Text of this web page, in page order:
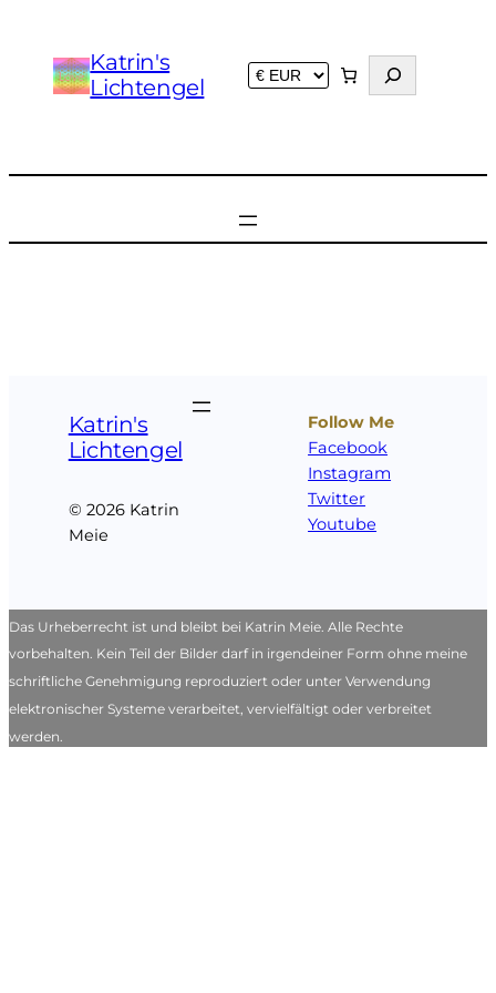
springen Katrin's
Lichtengel
u
Katrin's
Lichtengel
© 2026 Katrin
Meie
Follow Me
Facebook
Instagram
Twitter
Youtube
Das Urheberrecht ist und bleibt bei Katrin Meie. Alle Rechte
vorbehalten. Kein Teil der Bilder darf in irgendeiner Form ohne meine
schriftliche Genehmigung reproduziert oder unter Verwendung
elektronischer Systeme verarbeitet, vervielfältigt oder verbreitet
werden.